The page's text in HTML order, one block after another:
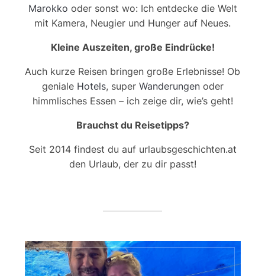
Marokko oder sonst wo: Ich entdecke die Welt
mit Kamera, Neugier und Hunger auf Neues.
Kleine Auszeiten, große Eindrücke!
Auch kurze Reisen bringen große Erlebnisse! Ob
geniale Hotels, super Wanderungenoder
himmlisches Essen – ich zeige dir, wie’s geht!
Brauchst du Reisetipps?
Seit 2014 findest du auf urlaubsgeschichten.at
den Urlaub, der zu dir passt!